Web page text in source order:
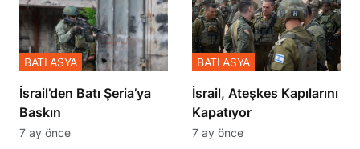
​​​​​​​İsrail’den Batı Şeria’ya
Baskın
BATI ASYA
7 ay önce
İsrail, Ateşkes Kapılarını
Kapatıyor
BATI ASYA
7 ay önce